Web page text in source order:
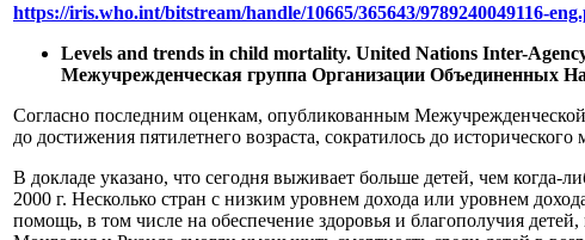
https://iris.who.int/bitstream/handle/10665/365643/9789240049116-
Levels and trends in child mortality. United Nations Inter-
Межучрежденческая группа Организации Объединенных
Согласно последним оценкам, опубликованным
до достижения пятилетнего возраста, сократилось до
В докладе указано, что сегодня выживает больше детей, чем когда-
2000 г. Несколько стран с низким уровнем дохода или уровнем
помощь, в том числе на обеспечение здоровья и благополучия